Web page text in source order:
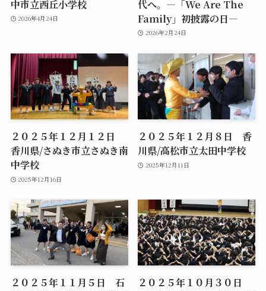
中市立西丘小学校
2026年4月24日
代へ。―「We Are The
Family」初披露の日―
2026年2月24日
２０２５年１２月１２日
香川県/さぬき市立さぬき南
中学校
2025年12月16日
２０２５年１２月８日 香
川県/高松市立太田中学校
2025年12月11日
２０２５年１１月５日 石
２０２５年１０月３０日